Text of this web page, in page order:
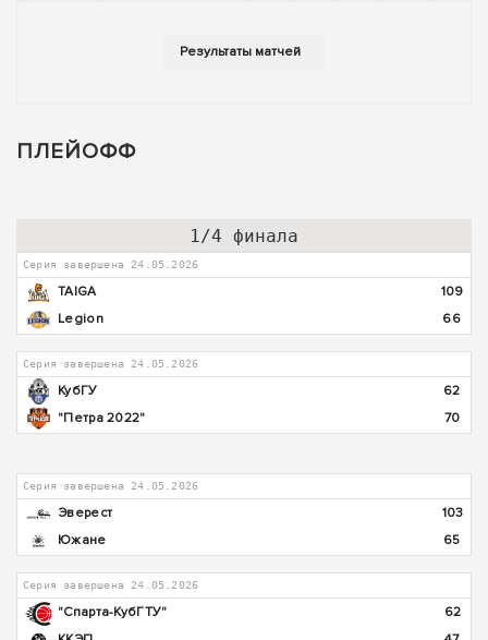
ПЛЕЙОФФ
1/4 финала
Серия завершена 24.05.2026
TAIGA
109
Legion
66
Серия завершена 24.05.2026
КубГУ
62
"Петра 2022"
70
Серия завершена 24.05.2026
Эверест
103
Южане
65
Серия завершена 24.05.2026
"Спарта-КубГТУ"
62